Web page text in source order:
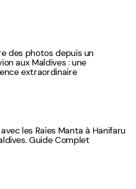
des photos depuis un
aux Maldives : une
extraordinaire
les Raies Manta à Hanifaru
Guide Complet